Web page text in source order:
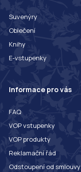
Suvenýry
Oblečení
Knihy
E-vstupenky
Informace pro vás
FAQ
VOP vstupenky
VOP produkty
Reklamační řád
Odstoupení od smlouvy